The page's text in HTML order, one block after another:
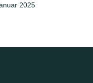
2025